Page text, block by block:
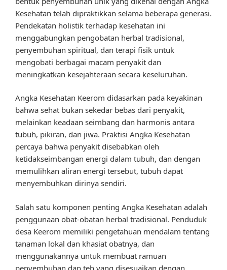
Kesehatan telah dipraktikkan selama beberapa generasi.
Pendekatan holistik terhadap kesehatan ini
menggabungkan pengobatan herbal tradisional,
penyembuhan spiritual, dan terapi fisik untuk
mengobati berbagai macam penyakit dan
meningkatkan kesejahteraan secara keseluruhan.
Angka Kesehatan Keerom didasarkan pada keyakinan
bahwa sehat bukan sekedar bebas dari penyakit,
melainkan keadaan seimbang dan harmonis antara
tubuh, pikiran, dan jiwa. Praktisi Angka Kesehatan
percaya bahwa penyakit disebabkan oleh
ketidakseimbangan energi dalam tubuh, dan dengan
memulihkan aliran energi tersebut, tubuh dapat
menyembuhkan dirinya sendiri.
Salah satu komponen penting Angka Kesehatan adalah
penggunaan obat-obatan herbal tradisional. Penduduk
desa Keerom memiliki pengetahuan mendalam tentang
tanaman lokal dan khasiat obatnya, dan
menggunakannya untuk membuat ramuan
penyembuhan dan teh yang disesuaikan dengan